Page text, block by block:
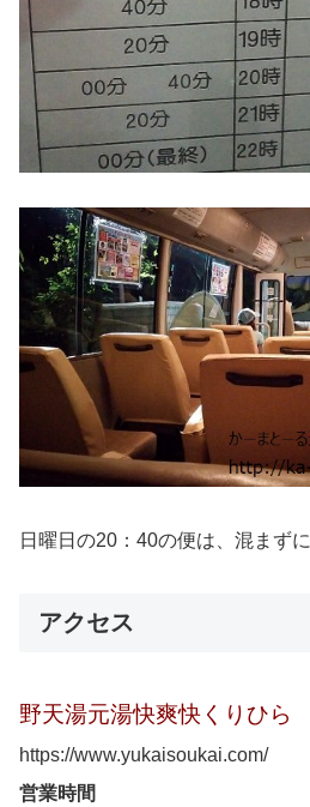
日曜日の20：40の便は、混まず
アクセス
野天湯元湯快爽快くりひら
https://www.yukaisoukai.com/
営業時間